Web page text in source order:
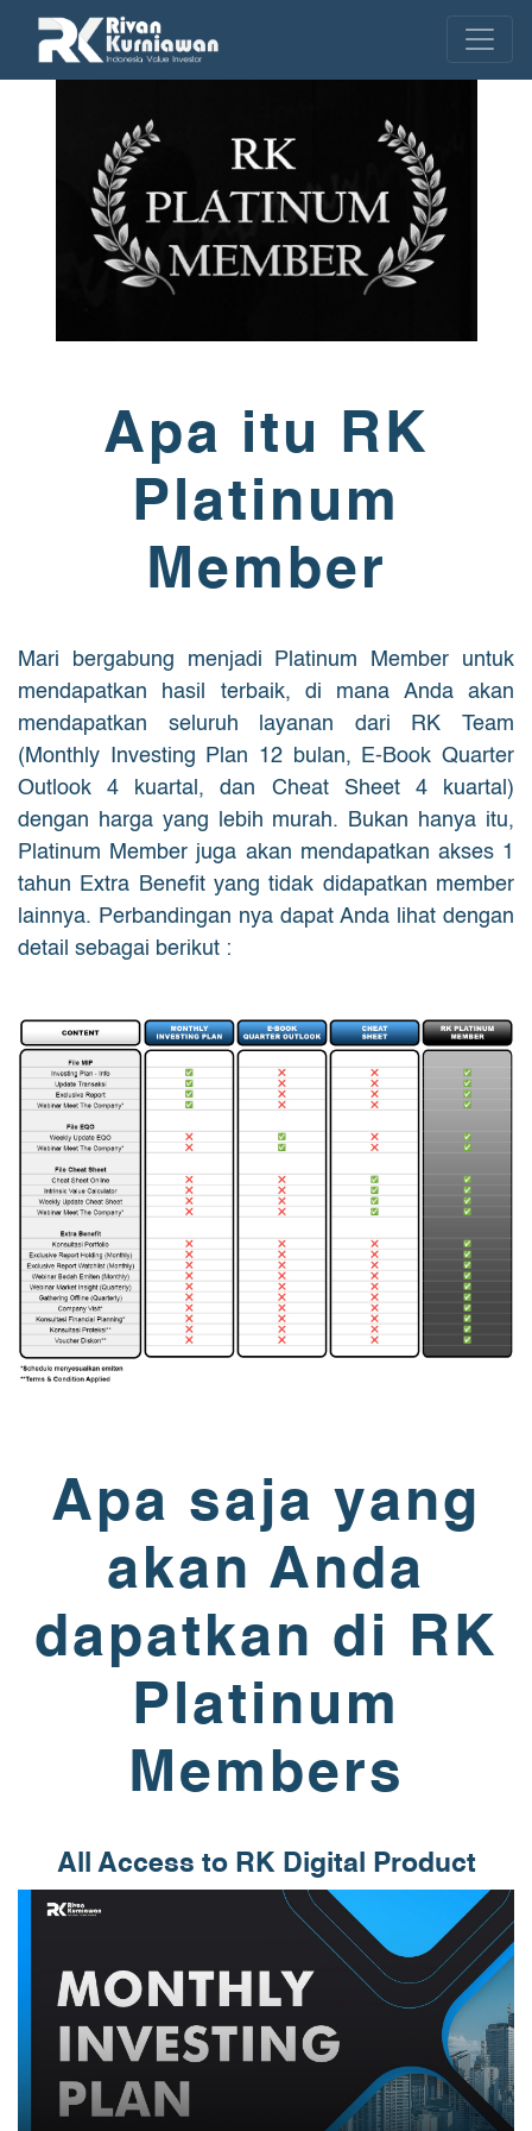
Apa itu RK
Platinum
Member
Mari bergabung menjadi Platinum Member untuk
mendapatkan hasil terbaik, di mana Anda akan
mendapatkan seluruh layanan dari RK Team
(Monthly Investing Plan 12 bulan, E-Book Quarter
Outlook 4 kuartal, dan Cheat Sheet 4 kuartal)
dengan harga yang lebih murah. Bukan hanya itu,
Platinum Member juga akan mendapatkan akses 1
tahun Extra Benefit yang tidak didapatkan member
lainnya. Perbandingan nya dapat Anda lihat dengan
detail sebagai berikut :
Apa saja yang
akan Anda
dapatkan di RK
Platinum
Members
All Access to RK Digital Product